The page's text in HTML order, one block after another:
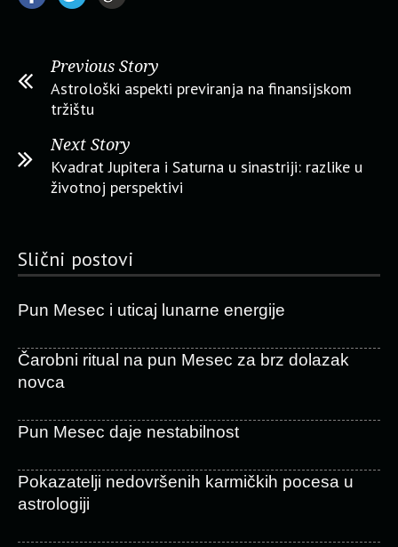
Previous Story
Astrološki aspekti previranja na finansijskom
tržištu
Next Story
Kvadrat Jupitera i Saturna u sinastriji: razlike u
životnoj perspektivi
Slični postovi
Pun Mesec i uticaj lunarne energije
Čarobni ritual na pun Mesec za brz dolazak
novca
Pun Mesec daje nestabilnost
Pokazatelji nedovršenih karmičkih pocesa u
astrologiji